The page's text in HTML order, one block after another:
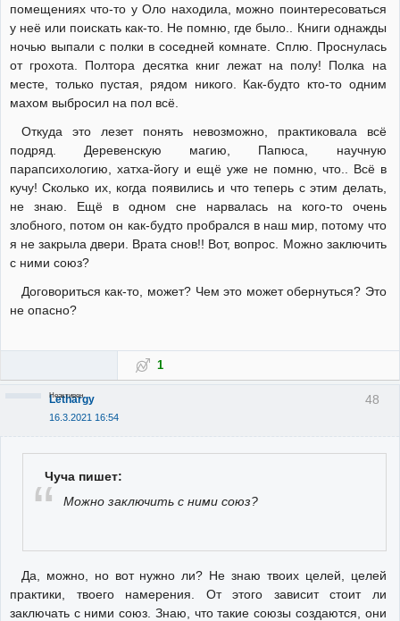
помещениях что-то у Оло находила, можно поинтересоваться
у неё или поискать как-то. Не помню, где было.. Книги однажды
ночью выпали с полки в соседней комнате. Сплю. Проснулась
от грохота. Полтора десятка книг лежат на полу! Полка на
месте, только пустая, рядом никого. Как-будто кто-то одним
махом выбросил на пол всё.
Откуда это лезет понять невозможно, практиковала всё
подряд. Деревенскую магию, Папюса, научную
парапсихологию, хатха-йогу и ещё уже не помню, что.. Всё в
кучу! Сколько их, когда появились и что теперь с этим делать,
не знаю. Ещё в одном сне нарвалась на кого-то очень
злобного, потом он как-будто пробрался в наш мир, потому что
я не закрыла двери. Врата снов!! Вот, вопрос. Можно заключить
с ними союз?
Договориться как-то, может? Чем это может обернуться? Это
не опасно?
1
48
Lethargy
16.3.2021 16:54
Неактивен
Чуча пишет:
Можно заключить с ними союз?
Да, можно, но вот нужно ли? Не знаю твоих целей, целей
практики, твоего намерения. От этого зависит стоит ли
заключать с ними союз. Знаю, что такие союзы создаются, они